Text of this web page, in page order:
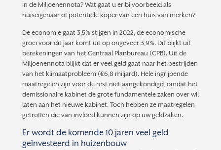
in de Miljoenennota? Wat gaat u er bijvoorbeeld als
huiseigenaar of potentiële koper van een huis van merken?
De economie gaat 3,5% stijgen in 2022, de economische
groei voor dit jaar komt uit op ongeveer 3,9%. Dit blijkt uit
berekeningen van het Centraal Planbureau (CPB). Uit de
Miljoenennota blijkt dat er veel geld gaat naar het bestrijden
van het klimaatprobleem (€6,8 miljard). Hele ingrijpende
maatregelen zijn voor de rest niet aangekondigd, omdat het
demissionaire kabinet de grote fundamentele zaken over wil
laten aan het nieuwe kabinet. Toch hebben ze maatregelen
getroffen die van invloed kunnen zijn op uw geldzaken.
Er wordt de komende 10 jaren veel geld
geïnvesteerd in huizenbouw